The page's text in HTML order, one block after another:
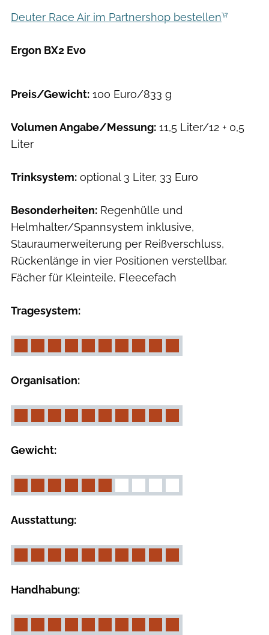
Deuter Race Air im Partnershop bestellen
Ergon BX2 Evo
Preis/Gewicht: 100 Euro/833 g
Volumen Angabe/Messung: 11,5 Liter/12 + 0,5
Liter
Trinksystem: optional 3 Liter, 33 Euro
Besonderheiten: Regenhülle und
Helmhalter/Spannsystem inklusive,
Stauraumerweiterung per Reißverschluss,
Rückenlänge in vier Positionen verstellbar,
Fächer für Kleinteile, Fleecefach
Tragesystem:
Organisation:
Gewicht:
Ausstattung:
Handhabung: